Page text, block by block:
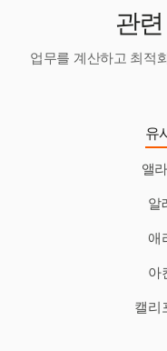
관
업무를 계산하고 최적
유
앨
알
애
아
캘리